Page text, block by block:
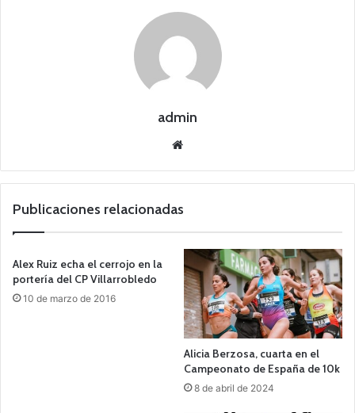
admin
we
Publicaciones relacionadas
Alex Ruiz echa el cerrojo en la
portería del CP Villarrobledo
10 de marzo de 2016
Alicia Berzosa, cuarta en el
Campeonato de España de 10k
8 de abril de 2024